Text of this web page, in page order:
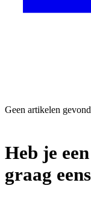
Geen artikelen
Heb je
graag